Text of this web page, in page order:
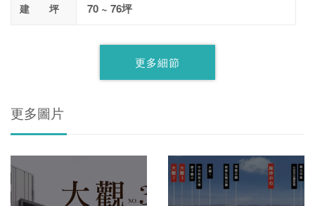
建 坪 70 ~ 76坪
更多細節
更多圖片